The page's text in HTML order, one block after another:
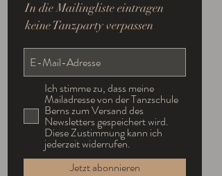
In die Mailingliste eintragen
keine Tanzparty verpassen
Ich stimme zu, dass meine
Mailadresse von der Tanzschule
Berns zum Versand des
Newsletters gespeichert wird.
Diese Zustimmung kann ich
jederzeit widerrufen.
Jetzt abonnieren